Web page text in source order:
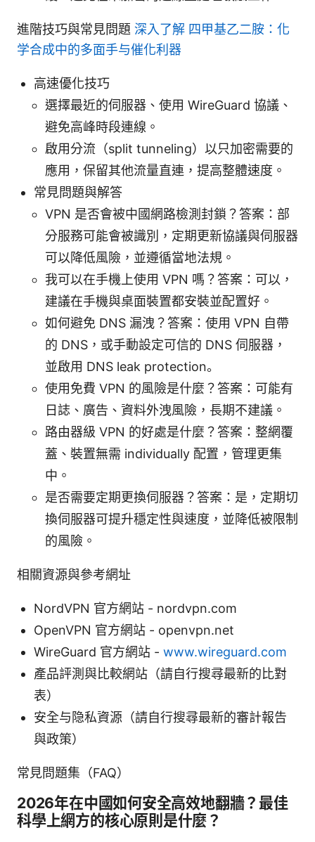
進階技巧與常見問題 深入了解 四甲基乙二胺：化
学合成中的多面手与催化利器
高速優化技巧
選擇最近的伺服器、使用 WireGuard 協議、
避免高峰時段連線。
啟用分流（split tunneling）以只加密需要的
應用，保留其他流量直連，提高整體速度。
常見問題與解答
VPN 是否會被中國網路檢測封鎖？答案：部
分服務可能會被識別，定期更新協議與伺服器
可以降低風險，並遵循當地法規。
我可以在手機上使用 VPN 嗎？答案：可以，
建議在手機與桌面裝置都安裝並配置好。
如何避免 DNS 漏洩？答案：使用 VPN 自帶
的 DNS，或手動設定可信的 DNS 伺服器，
並啟用 DNS leak protection。
使用免費 VPN 的風險是什麼？答案：可能有
日誌、廣告、資料外洩風險，長期不建議。
路由器級 VPN 的好處是什麼？答案：整網覆
蓋、裝置無需 individually 配置，管理更集
中。
是否需要定期更換伺服器？答案：是，定期切
換伺服器可提升穩定性與速度，並降低被限制
的風險。
相關資源與參考網址
NordVPN 官方網站 - nordvpn.com
OpenVPN 官方網站 - openvpn.net
WireGuard 官方網站 - www.wireguard.com
產品評測與比較網站（請自行搜尋最新的比對
表）
安全与隐私資源（請自行搜尋最新的審計報告
與政策）
常見問題集（FAQ）
2026年在中國如何安全高效地翻牆？最佳
科學上網方的核心原則是什麼？